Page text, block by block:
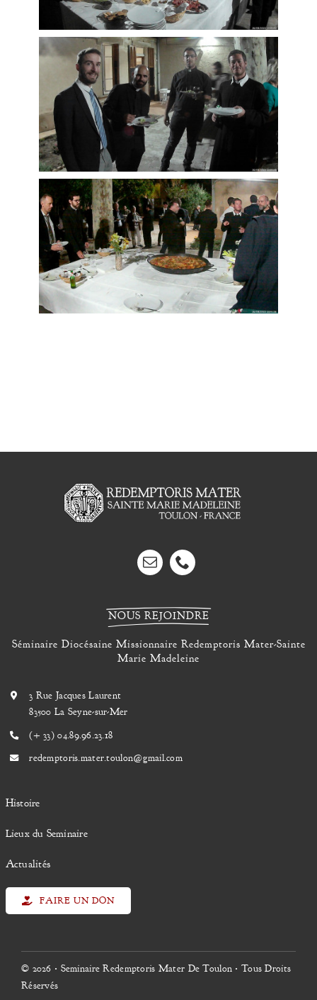
NOUS REJOINDRE
Séminaire Diocésaine Missionnaire Redemptoris Mater-Sainte
Marie Madeleine
3 Rue Jacques Laurent
83500 La Seyne-sur-Mer
(+ 33) 04.89.96.23.18
redemptoris.mater.toulon@gmail.com
Histoire
Lieux du Seminaire
Actualités
FAIRE UN DON
© 2026 • Seminaire Redemptoris Mater De Toulon • Tous Droits
Réservés